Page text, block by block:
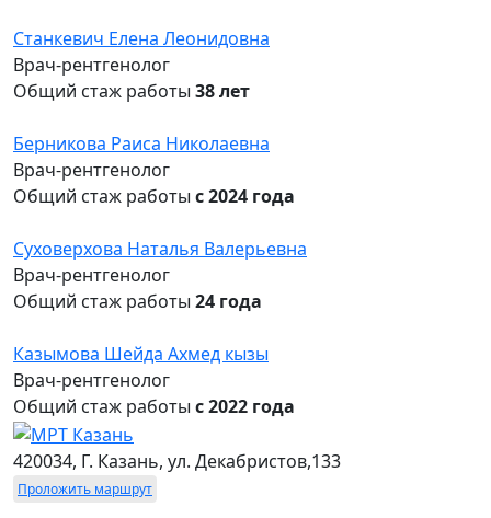
Станкевич Елена Леонидовна
Врач-рентгенолог
Общий стаж работы 38 лет
Берникова Раиса Николаевна
Врач-рентгенолог
Общий стаж работы с 2024 года
Суховерхова Наталья Валерьевна
Врач-рентгенолог
Общий стаж работы 24 года
Казымова Шейда Ахмед кызы
Врач-рентгенолог
Общий стаж работы с 2022 года
420034, Г. Казань, ул. Декабристов,133
Проложить маршрут